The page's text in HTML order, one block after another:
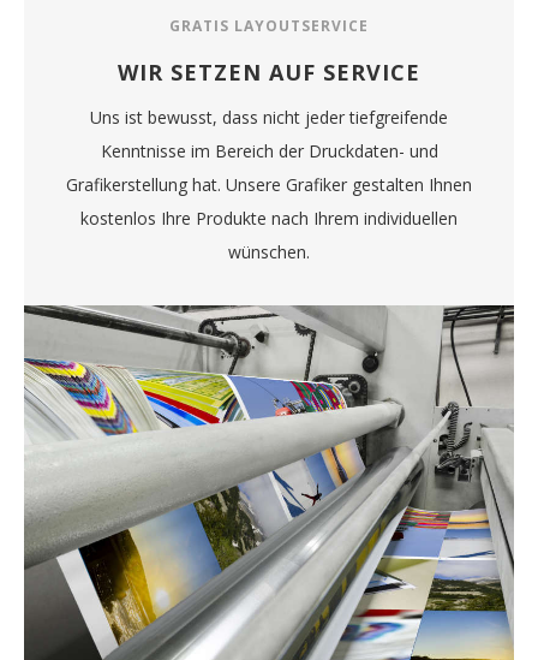
GRATIS LAYOUTSERVICE
WIR SETZEN AUF SERVICE
Uns ist bewusst, dass nicht jeder tiefgreifende
Kenntnisse im Bereich der Druckdaten- und
Grafikerstellung hat. Unsere Grafiker gestalten Ihnen
kostenlos Ihre Produkte nach Ihrem individuellen
wünschen.